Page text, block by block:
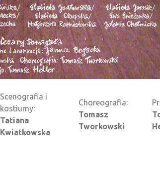
Scenografia i
kostiumy:
Tatiana
Kwiatkowska
Choreografia:
Tomasz
Tworkowski